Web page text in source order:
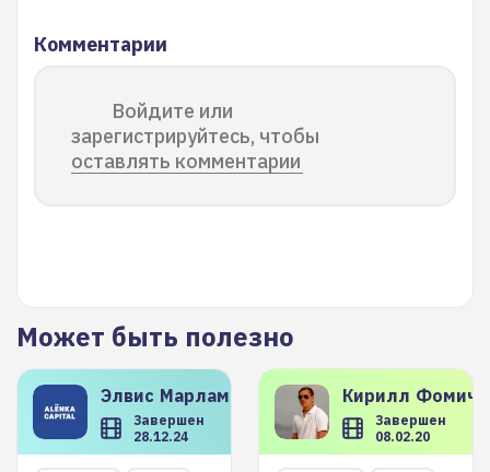
Комментарии
Войдите или
зарегистрируйтесь, чтобы
оставлять комментарии
Может быть полезно
Элвис Марламов
Завершен
28.12.24
Кирилл
Завершен
08.02.20